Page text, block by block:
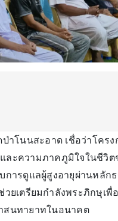
ป่าโนนสะอาด เชื่อว่าโคร
ละความภาคภูมิใจในชีวิต
การดูแลผู้สูงอายุผ่านหลัก
วยเตรียมกำลังพระภิกษุเพื่
สนทายาทในอนาคต